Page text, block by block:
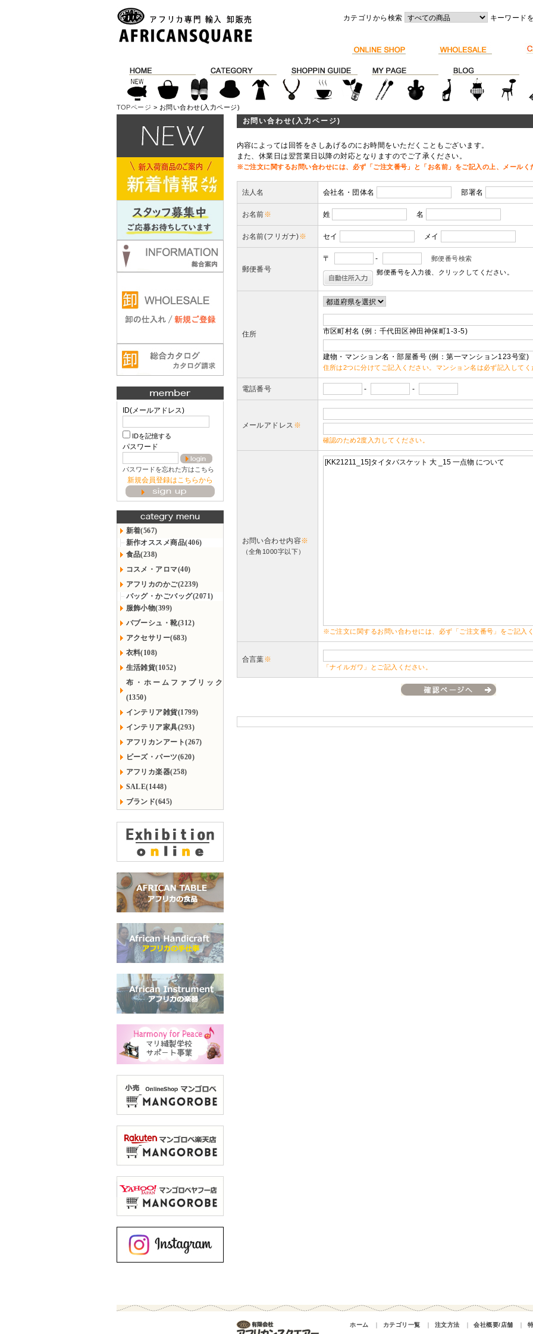
カテゴリから検索 キーワード
TOPページ > お問い合わせ(入力ページ)
ID(メールアドレス)
IDを記憶する
パスワード
パスワードを忘れた方はこちら
新規会員登録はこちらから
新着(567)
新作オススメ商品(406)
食品(238)
コスメ・アロマ(40)
アフリカのかご(2239)
バッグ・かごバッグ(2071)
服飾小物(399)
バブーシュ・靴(312)
アクセサリー(683)
衣料(108)
生活雑貨(1052)
布・ホームファブリック
(1350)
インテリア雑貨(1799)
インテリア家具(293)
アフリカンアート(267)
ビーズ・パーツ(620)
アフリカ楽器(258)
SALE(1448)
ブランド(645)
お問い合わせ(入力ページ)
内容によっては回答をさしあげるのにお時間をいただくこともございます。
また、休業日は翌営業日以降の対応となりますのでご了承ください。
※ご注文に関するお問い合わせには、必ず「ご注文番号」と「お名前」をご記入の上、メール
法人名 会社名・団体名 部署名
お名前※ 姓 名
お名前(フリガナ)※ セイ メイ
郵便番号
〒 -
郵便番号検索
郵便番号を入力後、クリックしてください。
住所 市区町村名 (例：千代田区神田神保町1-3-5)
建物・マンション名・部屋番号 (例：第一マンション123号室)
住所は2つに分けてご記入ください。マンション名は必ず記入してく
電話番号 - -
メールアドレス ※
確認のため2度入力してください。
お問い合わせ内容※
（全角1000字以下）
※ご注文に関するお問い合わせには、必ず「ご注文番号」をご記入
合言葉※
「ナイルガワ」とご記入ください。
ホーム ｜ カテゴリ一覧 ｜ 注文方法 ｜ 会社概要/店舗 ｜